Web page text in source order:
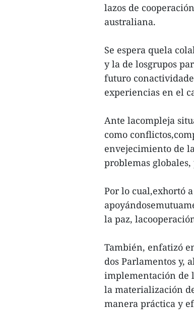
lazos de
australiana.
Se espera quela
y la de losgrupos
futuro
experiencias en el
Ante lacompleja
como
envejecimiento de
problemas
Por lo cual,exhortó
la paz,
También, enfatizó
dos Parlamentos y,
implementación de
la materialización
manera práctica y